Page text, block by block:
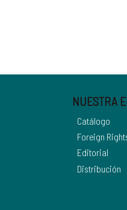
NUESTRA
Catálogo
Foreign
Editorial
Distribución